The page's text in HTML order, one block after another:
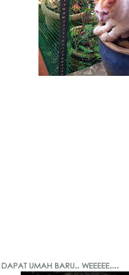
UMAH BARU.. WEEEEE....